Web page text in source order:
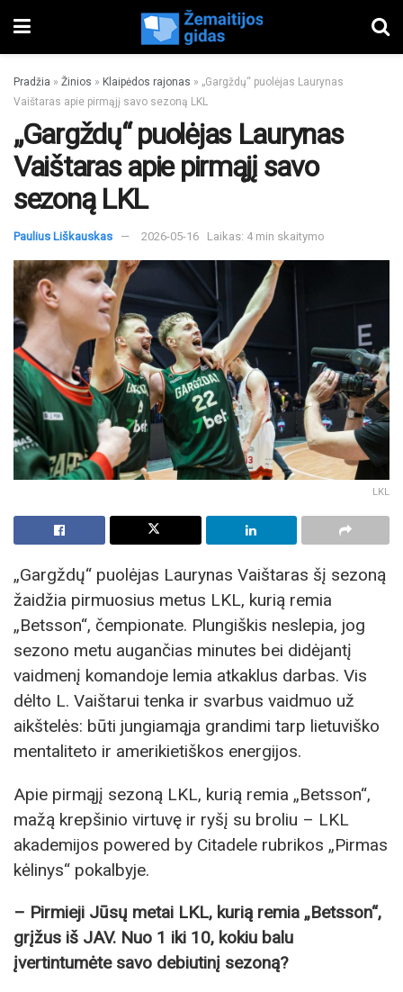
Pradžia » Žinios » Klaipėdos rajonas » „Gargždų“ puolėjas Laurynas
Vaištaras apie pirmąjį savo sezoną LKL
„Gargždų“ puolėjas Laurynas
Vaištaras apie pirmąjį savo
sezoną LKL
Paulius Liškauskas 2026-05-16 Laikas: 4 min skaitymo
LKL
„Gargždų“ puolėjas Laurynas Vaištaras šį sezoną
žaidžia pirmuosius metus LKL, kurią remia
„Betsson“, čempionate. Plungiškis neslepia, jog
sezono metu augančias minutes bei didėjantį
vaidmenį komandoje lemia atkaklus darbas. Vis
dėlto L. Vaištarui tenka ir svarbus vaidmuo už
aikštelės: būti jungiamąja grandimi tarp lietuviško
mentaliteto ir amerikietiškos energijos.
Apie pirmąjį sezoną LKL, kurią remia „Betsson“,
mažą krepšinio virtuvę ir ryšį su broliu – LKL
akademijos powered by Citadele rubrikos „Pirmas
kėlinys“ pokalbyje.
– Pirmieji Jūsų metai LKL, kurią remia „Betsson“,
grįžus iš JAV. Nuo 1 iki 10, kokiu balu
įvertintumėte savo debiutinį sezoną?